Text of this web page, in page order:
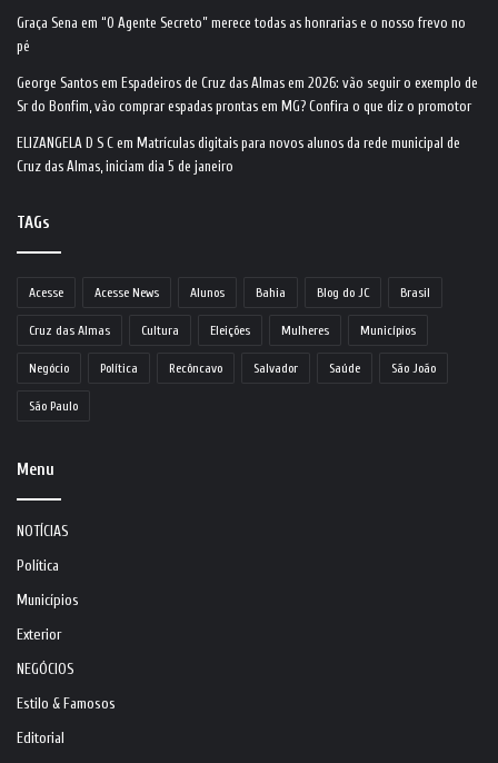
Graça Sena em “O Agente Secreto” merece todas as honrarias e o nosso frevo no
pé
George Santos em Espadeiros de Cruz das Almas em 2026: vão seguir o exemplo de
Sr do Bonfim, vão comprar espadas prontas em MG? Confira o que diz o promotor
ELIZANGELA D S C em Matrículas digitais para novos alunos da rede municipal de
Cruz das Almas, iniciam dia 5 de janeiro
TAGs
Acesse Acesse News Alunos Bahia Blog do JC Brasil
Cruz das Almas Cultura Eleições Mulheres Municípios
Negócio Política Recôncavo Salvador Saúde São João
São Paulo
Menu
NOTÍCIAS
Política
Municípios
Exterior
NEGÓCIOS
Estilo & Famosos
Editorial